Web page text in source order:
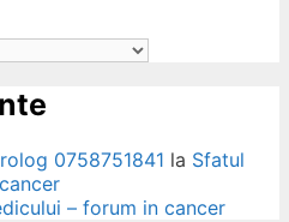
0758751841 la Sfatul
– forum in cancer